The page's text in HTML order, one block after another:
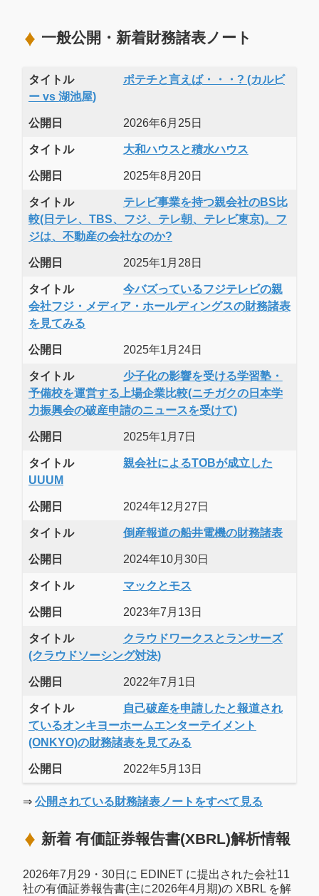
一般公開・新着財務諸表ノート
タイトル
ポテチと言えば・・・? (カルビ
ー vs 湖池屋)
公開日 2026年6月25日
タイトル 大和ハウスと積水ハウス
公開日 2025年8月20日
タイトル
テレビ事業を持つ親会社のBS比
較(日テレ、TBS、フジ、テレ朝、テレビ東京)。フ
ジは、不動産の会社なのか?
公開日 2025年1月28日
タイトル
今バズっているフジテレビの親
会社フジ・メディア・ホールディングスの財務諸表
を見てみる
公開日 2025年1月24日
タイトル
少子化の影響を受ける学習塾・
予備校を運営する上場企業比較(ニチガクの日本学
力振興会の破産申請のニュースを受けて)
公開日 2025年1月7日
タイトル
親会社によるTOBが成立した
UUUM
公開日 2024年12月27日
タイトル 倒産報道の船井電機の財務諸表
公開日 2024年10月30日
タイトル マックとモス
公開日 2023年7月13日
タイトル
クラウドワークスとランサーズ
(クラウドソーシング対決)
公開日 2022年7月1日
タイトル
自己破産を申請したと報道され
ているオンキヨーホームエンターテイメント
(ONKYO)の財務諸表を見てみる
公開日 2022年5月13日
⇒ 公開されている財務諸表ノートをすべて見る
新着 有価証券報告書(XBRL)解析情報
2026年7月29・30日に EDINET に提出された会社11
社の有価証券報告書(主に2026年4月期)の XBRL を解